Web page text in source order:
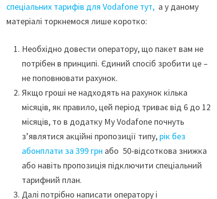
спеціальних тарифів для Vodafone тут, а у даному
матеріалі торкнемося лише коротко:
Необхідно довести оператору, що пакет вам не
потрібен в принципі. Єдиний спосіб зробити це –
не поповнювати рахунок.
Якщо гроші не надходять на рахунок кілька
місяців, як правило, цей період триває від 6 до 12
місяців, то в додатку My Vodafone почнуть
з’являтися акційні пропозиції типу, рік без
абонплати за 399 грн або 50-відсоткова знижка
або навіть пропозиція підключити спеціальний
тарифний план.
Далі потрібно написати оператору і